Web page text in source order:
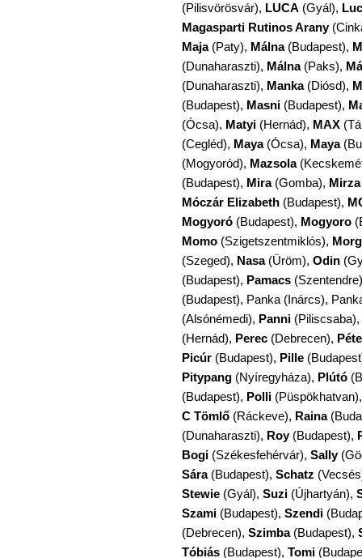
(Pilisvörösvár), LUCA (Gyál),
Magasparti Rutinos Arany
Maja(Paty), Málna(Budapest),
(Dunaharaszti), Málna(Paks),
(Dunaharaszti), Manka(Diósd),
(Budapest), Masni (Budapest),
(Ócsa), Matyi (Hernád), MAX
(Cegléd), Maya(Ócsa), Maya
(Mogyoród), Mazsola
(Budapest), Mira(Gomba), Mirza
Móczár Elizabeth (Budapest),
Mogyoró (Budapest), Mogyoro
Momo (Szigetszentmiklós),
(Szeged), Nasa(Üröm), Odin
(Budapest), Pamacs
(Budapest), Panka (Inárcs),
(Alsónémedi), Panni (Piliscsaba),
(Hernád), Perec (Debrecen),
Picúr (Budapest), Pille
Pitypang (Nyíregyháza), Plútó
(Budapest), Polli
C Tömlő (Ráckeve), Raina
(Dunaharaszti), Roy(Budapest),
Bogi (Székesfehérvár), Sally
Sára(Budapest), Schatz
Stewie (Gyál), Suzi (Újhartyán),
Szami (Budapest), Szendi
(Debrecen), Szimba(Budapest),
Tóbiás (Budapest), Tomi